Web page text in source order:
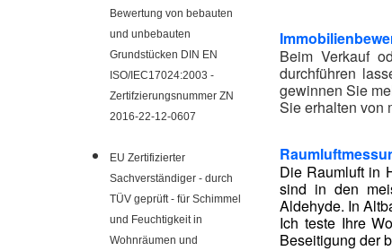
Beim Verkauf
durchführen
gewinnen Sie
Sie erhalten von
Die Raumluft in
sind in den
Aldehyde. In
Ich teste Ihre
Beseitigung der
Bewertung von bebauten
und unbebauten
Grundstücken DIN EN
ISO/IEC17024:2003 -
Zertifzierungsnummer ZN
2016-22-12-0607
EU Zertifizierter
Sachverständiger - durch
TÜV geprüft - für Schimmel
und Feuchtigkeit in
Wohnräumen und